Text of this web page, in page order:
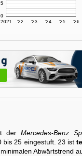
2021 '22 '23 '24 '25 '26
derMercedes-Benz
bis 25 eingestuft. 23 ist
Abwärtstrend